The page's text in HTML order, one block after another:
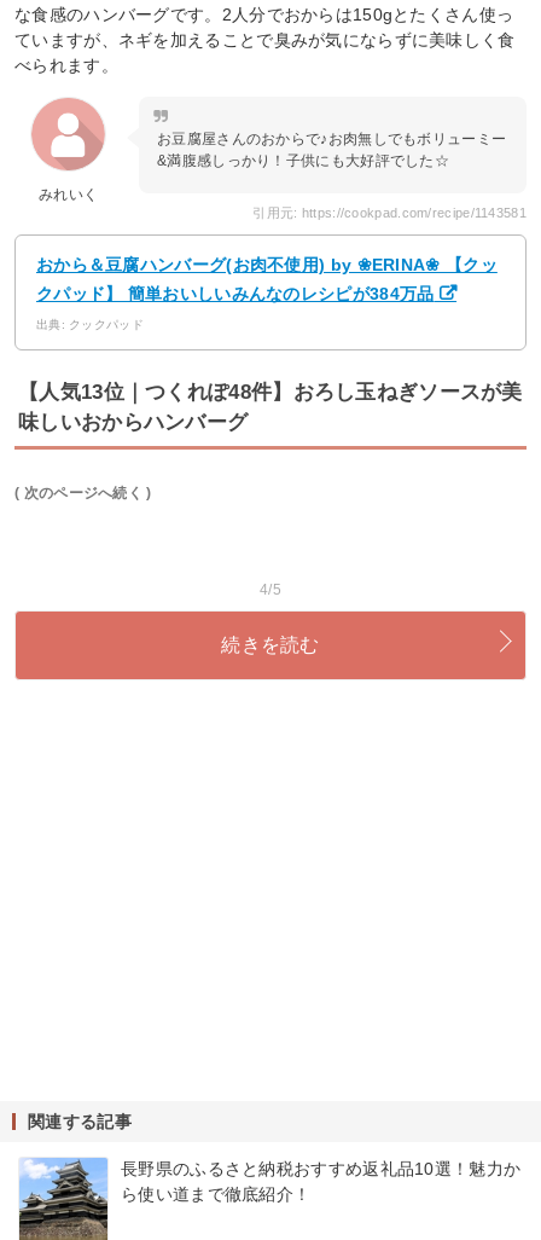
な食感のハンバーグです。2人分でおからは150gとたくさん使っ
ていますが、ネギを加えることで臭みが気にならずに美味しく食
べられます。
みれいく
お豆腐屋さんのおからで♪お肉無しでもボリューミー
&満腹感しっかり！子供にも大好評でした☆
引用元: https://cookpad.com/recipe/1143581
おから＆豆腐ハンバーグ(お肉不使用) by ❀ERINA❀ 【クッ
クパッド】 簡単おいしいみんなのレシピが384万品
出典: クックパッド
【人気13位｜つくれぽ48件】おろし玉ねぎソースが美
味しいおからハンバーグ
( 次のページへ続く )
4/5
続きを読む
関連する記事
長野県のふるさと納税おすすめ返礼品10選！魅力か
ら使い道まで徹底紹介！